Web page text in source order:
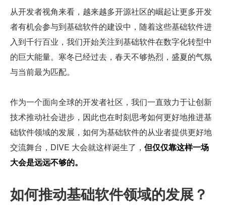
从开发者视角来看，越来越多开源社区的崛起让更多开发
者有机会参与到基础软件的建设中，随着这些基础软件进
入到千行百业，我们开始关注到基础软件在数字化转型中
的巨大能量。寒冬已经过去，春天不够热烈，盛夏的气氛
与当前最为匹配。
作为一个面向全球的开发者社区，我们一直致力于让创新
技术推动社会进步，因此也在时刻思考如何更好地推进基
础软件领域的发展，如何为基础软件的从业者提供更好地
交流舞台，DIVE 大会就这样诞生了， 但仅仅靠这样一场
大会是远远不够的。
如何推动基础软件领域的发展？